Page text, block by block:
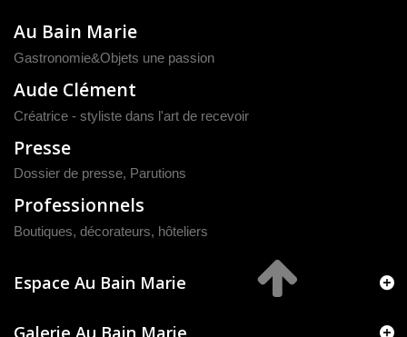
Au Bain Marie
Gastronomie&Objets une passion
Aude Clément
Créatrice - styliste dans l'art de recevoir
Presse
Dossier de presse, Parutions
Professionnels
Boutiques, décorateurs, hôteliers
Espace Au Bain Marie